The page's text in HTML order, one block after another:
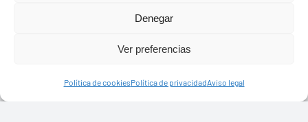
Denegar
Ver preferencias
Política de cookiesPolítica de privacidadAviso legal
Transparencia
© Copyright2026 Ayuntamiento de Yaiza - Todos los